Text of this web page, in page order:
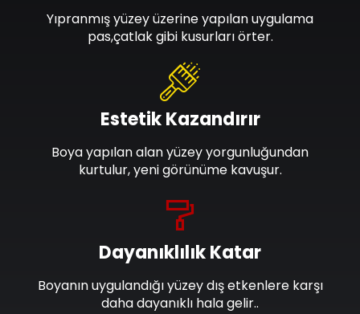
Dayanıklılık Katar
Boyanın uygulandığı yüzey dış etkenlere karşı
daha dayanıklı hala gelir..
Estetik Kazandırır
Boya yapılan alan yüzey yorgunluğundan
kurtulur, yeni görünüme kavuşur.
Yıpranmış yüzey üzerine yapılan uygulama
pas,çatlak gibi kusurları örter.